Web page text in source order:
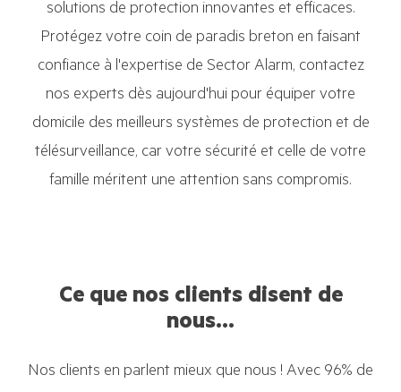
solutions de protection innovantes et efficaces.
Protégez votre coin de paradis breton en faisant
confiance à l'expertise de Sector Alarm, contactez
nos experts dès aujourd'hui pour équiper votre
domicile des meilleurs systèmes de protection et de
télésurveillance, car votre sécurité et celle de votre
famille méritent une attention sans compromis.
Ce que nos clients disent de
nous...
Nos clients en parlent mieux que nous ! Avec 96% de